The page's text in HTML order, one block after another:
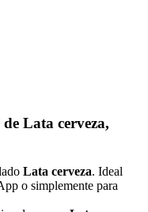
Lata cerveza,
Lata cerveza. Ideal
o simplemente para